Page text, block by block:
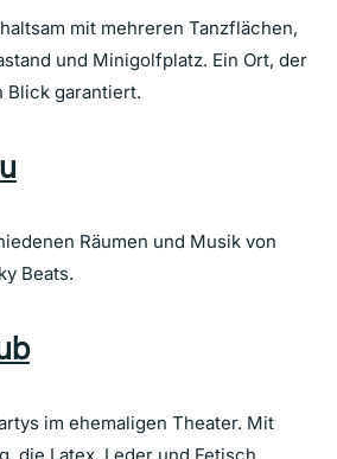
mit mehreren Tanzflächen,
und Minigolfplatz. Ein Ort, der
Blick garantiert.
Räumen und Musik von
Beats.
im ehemaligen Theater. Mit